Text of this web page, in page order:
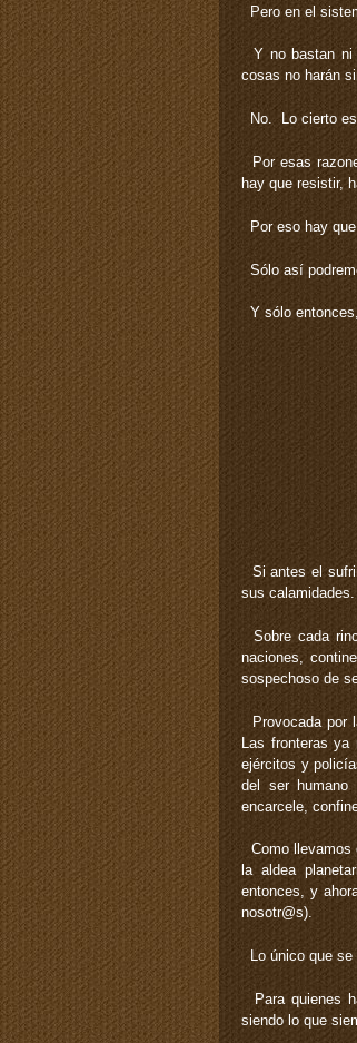
Pero en el
Y no bastan ni
cosas no harán
No. Lo cierto
Por esas
hay que resistir,
Por eso hay
Sólo así
Y sólo
Si antes el
sus calamidades.
Sobre cada
naciones,
sospechoso de
Provocada por
Las fronteras ya
ejércitos y
del ser humano
encarcele,
Como llevamos
la aldea
entonces, y
nosotr@s).
Lo único que se
Para quienes
siendo lo que